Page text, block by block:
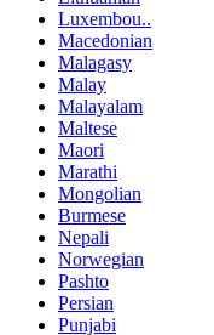
Luxembou..
Macedonian
Malagasy
Malay
Malayalam
Maltese
Maori
Marathi
Mongolian
Burmese
Nepali
Norwegian
Pashto
Persian
Punjabi